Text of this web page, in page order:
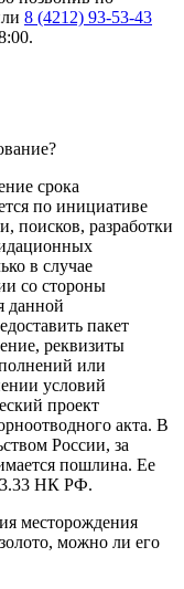
8 (4212) 93-53-43
срока
по инициативе
поисков, разработки
в случае
со стороны
данной
пакет
реквизиты
или
условий
проект
акта. В
России, за
пошлина. Ее
НК РФ.
месторождения
можно ли его